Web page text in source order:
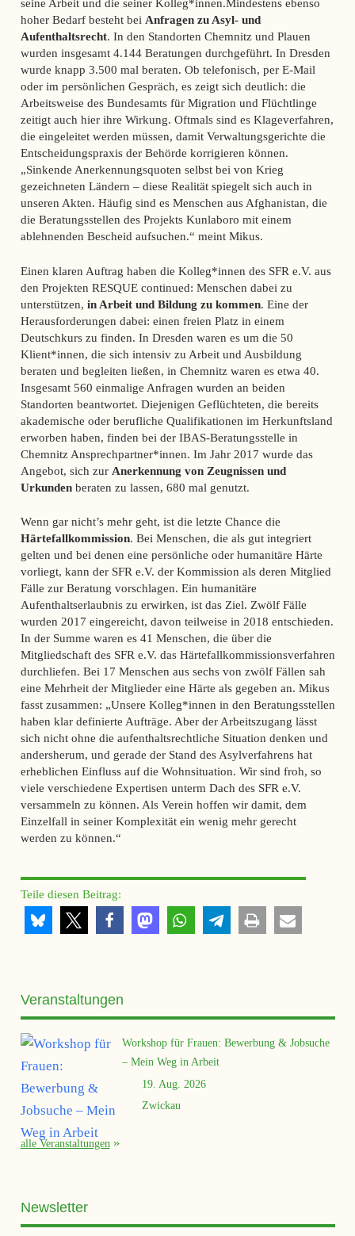
hoher Bedarf besteht bei Anfragen zu Asyl- und
Aufenthaltsrecht. In den Standorten Chemnitz und Plauen
wurden insgesamt 4.144 Beratungen durchgeführt. In Dresden
wurde knapp 3.500 mal beraten. Ob telefonisch, per E-Mail
oder im persönlichen Gespräch, es zeigt sich deutlich: die
Arbeitsweise des Bundesamts für Migration und Flüchtlinge
zeitigt auch hier ihre Wirkung. Oftmals sind es Klageverfahren,
die eingeleitet werden müssen, damit Verwaltungsgerichte die
Entscheidungspraxis der Behörde korrigieren können.
„Sinkende Anerkennungsquoten selbst bei von Krieg
gezeichneten Ländern – diese Realität spiegelt sich auch in
unseren Akten. Häufig sind es Menschen aus Afghanistan, die
die Beratungsstellen des Projekts Kunlaboro mit einem
ablehnenden Bescheid aufsuchen.“ meint Mikus.
Einen klaren Auftrag haben die Kolleg*innen des SFR e.V. aus
den Projekten RESQUE continued: Menschen dabei zu
unterstützen, in Arbeit und Bildung zu kommen. Eine der
Herausforderungen dabei: einen freien Platz in einem
Deutschkurs zu finden. In Dresden waren es um die 50
Klient*innen, die sich intensiv zu Arbeit und Ausbildung
beraten und begleiten ließen, in Chemnitz waren es etwa 40.
Insgesamt 560 einmalige Anfragen wurden an beiden
Standorten beantwortet. Diejenigen Geflüchteten, die bereits
akademische oder berufliche Qualifikationen im Herkunftsland
erworben haben, finden bei der IBAS-Beratungsstelle in
Chemnitz Ansprechpartner*innen. Im Jahr 2017 wurde das
Angebot, sich zur Anerkennung von Zeugnissen und
Urkundenberaten zu lassen, 680 mal genutzt.
Wenn gar nicht’s mehr geht, ist die letzte Chance die
Härtefallkommission. Bei Menschen, die als gut integriert
gelten und bei denen eine persönliche oder humanitäre Härte
vorliegt, kann der SFR e.V. der Kommission als deren Mitglied
Fälle zur Beratung vorschlagen. Ein humanitäre
Aufenthaltserlaubnis zu erwirken, ist das Ziel. Zwölf Fälle
wurden 2017 eingereicht, davon teilweise in 2018 entschieden.
In der Summe waren es 41 Menschen, die über die
Mitgliedschaft des SFR e.V. das Härtefallkommissionsverfahren
durchliefen. Bei 17 Menschen aus sechs von zwölf Fällen sah
eine Mehrheit der Mitglieder eine Härte als gegeben an. Mikus
fasst zusammen: „Unsere Kolleg*innen in den Beratungsstellen
haben klar definierte Aufträge. Aber der Arbeitszugang lässt
sich nicht ohne die aufenthaltsrechtliche Situation denken und
andersherum, und gerade der Stand des Asylverfahrens hat
erheblichen Einfluss auf die Wohnsituation. Wir sind froh, so
viele verschiedene Expertisen unterm Dach des SFR e.V.
versammeln zu können. Als Verein hoffen wir damit, dem
Einzelfall in seiner Komplexität ein wenig mehr gerecht
werden zu können.“
Teile diesen Beitrag:
Veranstaltungen
Workshop für Frauen: Bewerbung & Jobsuche
– Mein Weg in Arbeit
19. Aug. 2026
Zwickau
alle Veranstaltungen
Newsletter